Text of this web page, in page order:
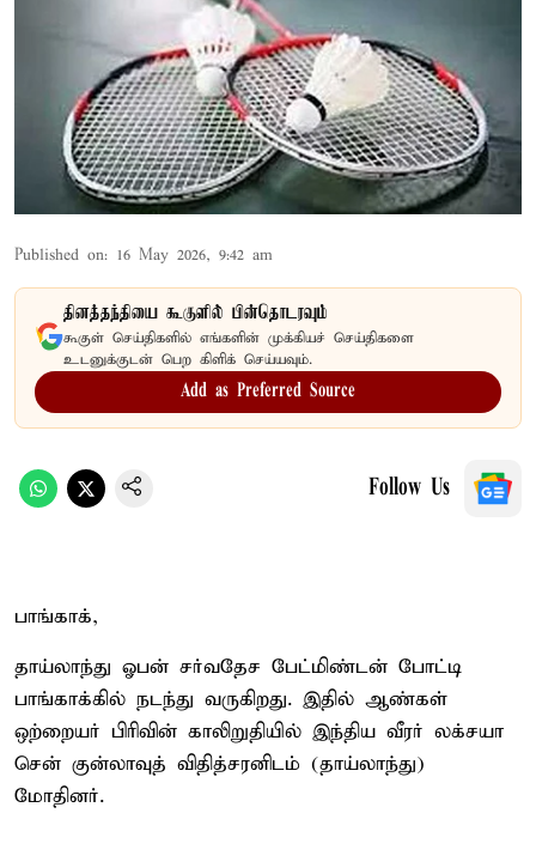
Published on: 16 May 2026, 9:42 am
தினத்தந்தியை கூகுளில் பின்தொடரவும்
கூகுள் செய்திகளில் எங்களின் முக்கியச் செய்திகளை
உடனுக்குடன் பெற கிளிக் செய்யவும்.
Add as Preferred Source
Follow Us
பாங்காக்,
தாய்லாந்து ஓபன் சர்வதேச பேட்மிண்டன் போட்டி
பாங்காக்கில் நடந்து வருகிறது. இதில் ஆண்கள்
ஒற்றையர் பிரிவின் காலிறுதியில் இந்திய வீரர் லக்சயா
சென் குன்லாவுத் விதித்சரனிடம் (தாய்லாந்து)
மோதினர்.